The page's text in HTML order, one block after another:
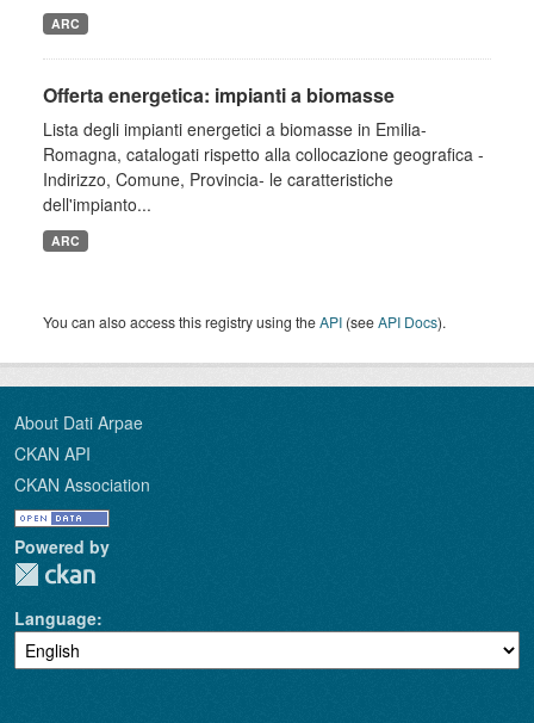
ARC
Offerta energetica: impianti a biomasse
Lista degli impianti energetici a biomasse in Emilia-
Romagna, catalogati rispetto alla collocazione geografica -
Indirizzo, Comune, Provincia- le caratteristiche
dell'impianto...
ARC
You can also access this registry using theAPI (seeAPI Docs).
About Dati Arpae
CKAN API
CKAN Association
Powered by
Language